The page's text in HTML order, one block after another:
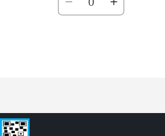
ReducirAumentar